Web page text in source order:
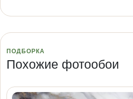
ПОДБОРКА
Похожие фотообои